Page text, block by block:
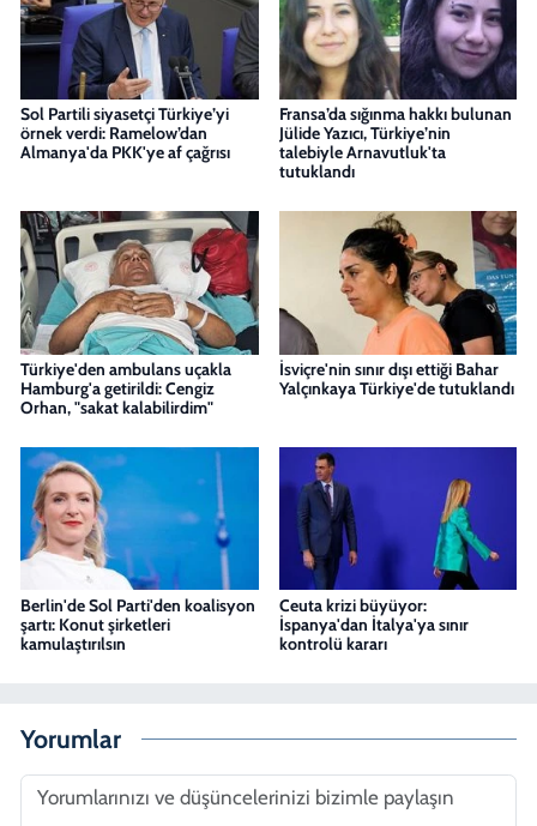
Sol Partili siyasetçi Türkiye’yi
örnek verdi: Ramelow’dan
Almanya'da PKK'ye af çağrısı
Fransa’da sığınma hakkı bulunan
Jülide Yazıcı, Türkiye’nin
talebiyle Arnavutluk'ta
tutuklandı
Türkiye'den ambulans uçakla
Hamburg'a getirildi: Cengiz
Orhan, "sakat kalabilirdim"
İsviçre'nin sınır dışı ettiği Bahar
Yalçınkaya Türkiye'de tutuklandı
Berlin'de Sol Parti'den koalisyon
şartı: Konut şirketleri
kamulaştırılsın
Ceuta krizi büyüyor:
İspanya'dan İtalya'ya sınır
kontrolü kararı
Yorumlar